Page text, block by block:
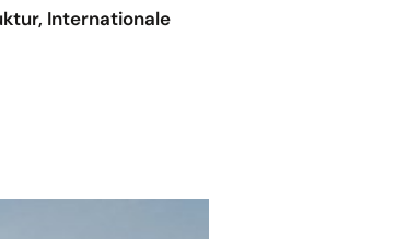
Internationale